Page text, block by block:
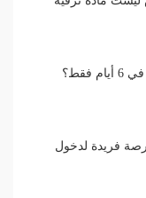
فريدة لدخول